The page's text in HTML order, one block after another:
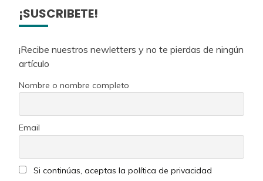
¡SUSCRIBETE!
¡Recibe nuestros newletters y no te pierdas de ningún
artículo
Nombre o nombre completo
Email
Si continúas, aceptas la política de privacidad